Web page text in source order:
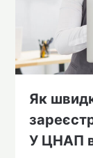
Як
У ЦНАП